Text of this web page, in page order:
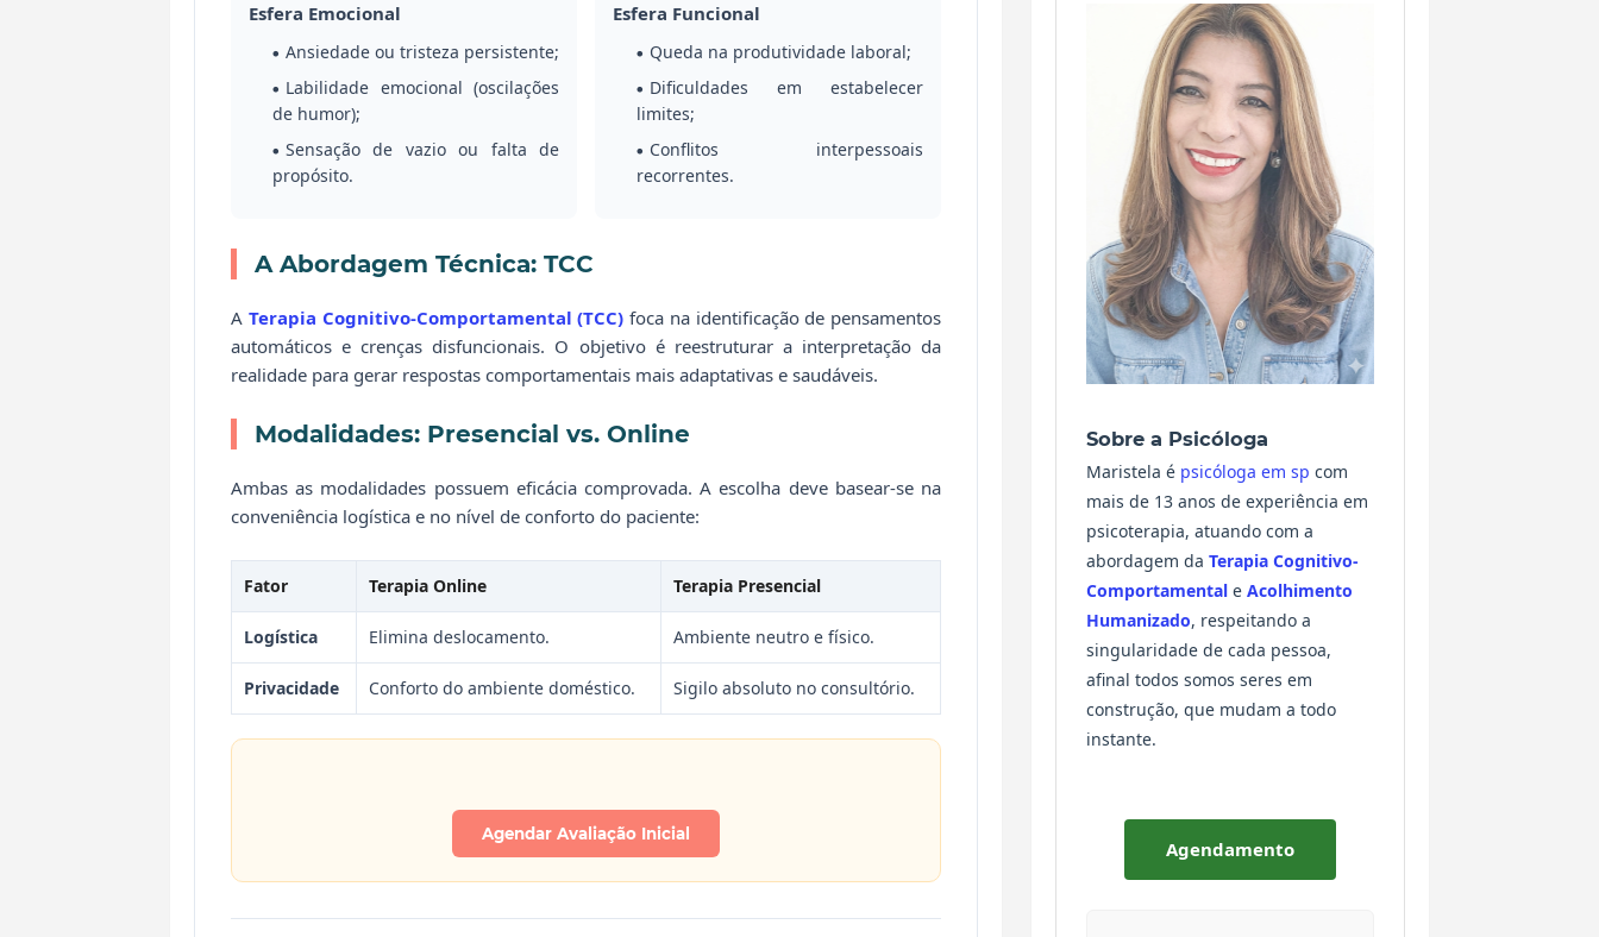
Esfera Emocional
Ansiedade ou tristeza persistente;
Labilidade emocional (oscilações
de humor);
Sensação de vazio ou falta de
propósito.
Esfera Funcional
Queda na produtividade laboral;
Dificuldades em estabelecer
limites;
Conflitos interpessoais
recorrentes.
A Abordagem Técnica: TCC
A Terapia Cognitivo-Comportamental (TCC) foca na identificação de pensamentos
automáticos e crenças disfuncionais. O objetivo é reestruturar a interpretação da
realidade para gerar respostas comportamentais mais adaptativas e saudáveis.
Modalidades: Presencial vs. Online
Ambas as modalidades possuem eficácia comprovada. A escolha deve basear-se na
conveniência logística e no nível de conforto do paciente:
Fator Terapia Online Terapia Presencial
Logística Elimina deslocamento. Ambiente neutro e físico.
Privacidade Conforto do ambiente doméstico. Sigilo absoluto no consultório.
Agendar Avaliação Inicial
Sobre a Psicóloga
Maristela é psicóloga em sp com
mais de 13 anos de experiência em
psicoterapia, atuando com a
abordagem da Terapia Cognitivo-
Comportamental e Acolhimento
Humanizado, respeitando a
singularidade de cada pessoa,
afinal todos somos seres em
construção, que mudam a todo
instante.
Agendamento